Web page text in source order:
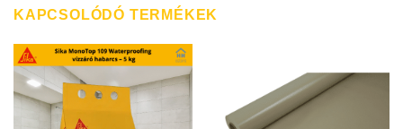
KAPCSOLÓDÓ TERMÉKEK